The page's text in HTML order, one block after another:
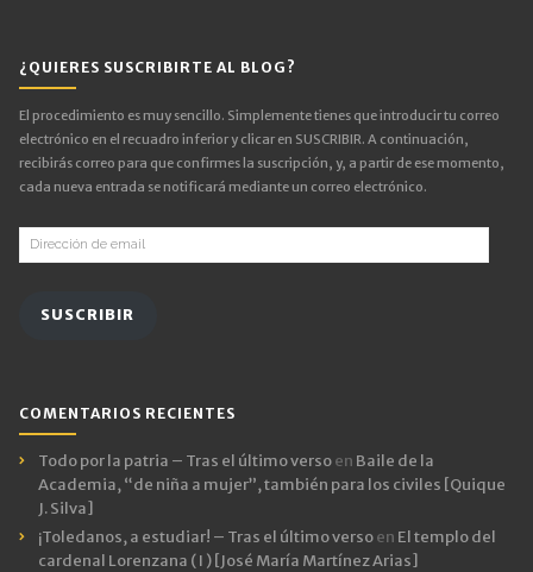
¿QUIERES SUSCRIBIRTE AL BLOG?
El procedimiento es muy sencillo. Simplemente tienes que introducir tu correo
electrónico en el recuadro inferior y clicar en SUSCRIBIR. A continuación,
recibirás correo para que confirmes la suscripción, y, a partir de ese momento,
cada nueva entrada se notificará mediante un correo electrónico.
Dirección
de
SUSCRIBIR
COMENTARIOS RECIENTES
Todo por la patria – Tras el último versoen Baile de la
Academia, “de niña a mujer”, también para los civiles [Quique
J. Silva]
¡Toledanos, a estudiar! – Tras el último versoen El templo del
cardenal Lorenzana ( I ) [José María Martínez Arias]